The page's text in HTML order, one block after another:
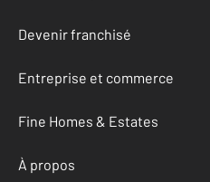
Devenir franchisé
Entreprise et commerce
Fine Homes & Estates
À propos